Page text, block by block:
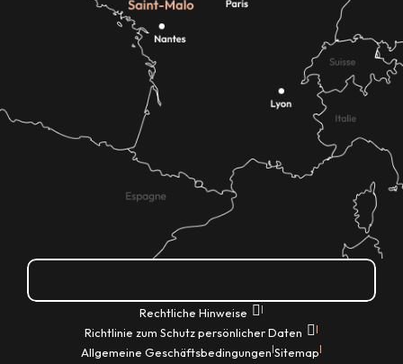
Rechtliche Hinweise |
Richtlinie zum Schutz persönlicher Daten |
Allgemeine Geschäftsbedingungen|Sitemap|